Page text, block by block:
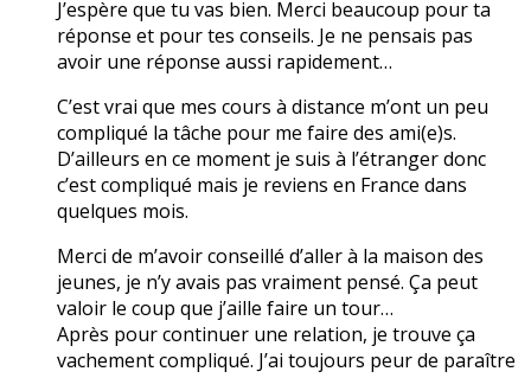
J’espère que tu vas bien. Merci beaucoup pour ta
réponse et pour tes conseils. Je ne pensais pas
avoir une réponse aussi rapidement…
C’est vrai que mes cours à distance m’ont un peu
compliqué la tâche pour me faire des ami(e)s.
D’ailleurs en ce moment je suis à l’étranger donc
c’est compliqué mais je reviens en France dans
quelques mois.
Merci de m’avoir conseillé d’aller à la maison des
jeunes, je n’y avais pas vraiment pensé. Ça peut
valoir le coup que j’aille faire un tour…
Après pour continuer une relation, je trouve ça
vachement compliqué. J’ai toujours peur de paraître